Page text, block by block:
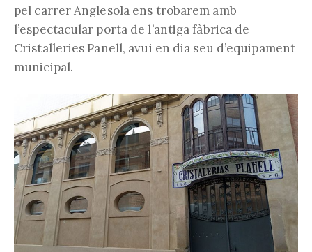
pel carrer Anglesola ens trobarem amb
l’espectacular porta de l’antiga fàbrica de
Cristalleries Panell, avui en dia seu d’equipament
municipal.